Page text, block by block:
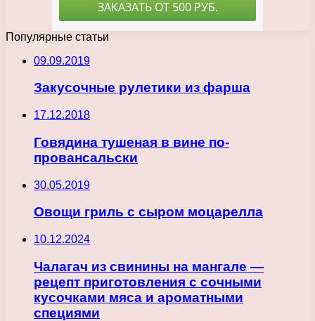
Популярные статьи
09.09.2019
Закусочные рулетики из фарша
17.12.2018
Говядина тушеная в вине по-
провансальски
30.05.2019
Овощи гриль с сыром моцарелла
10.12.2024
Чалагач из свинины на мангале —
рецепт приготовления с сочными
кусочками мяса и ароматными
специями